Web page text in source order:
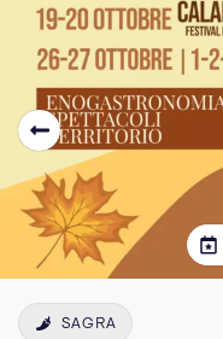
SAGRA